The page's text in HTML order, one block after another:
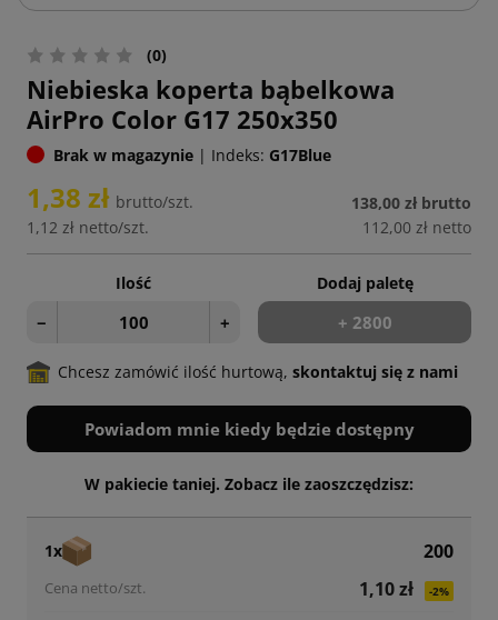
(0)
Niebieska koperta bąbelkowa
AirPro Color G17 250x350
Brak w magazynie | Indeks: G17Blue
1,38 zł brutto/szt.
1,12 zł netto/szt.
138,00 zł brutto
112,00 zł netto
Ilość
− +
Dodaj paletę
+ 2800
Chcesz zamówić ilość hurtową, skontaktuj się z nami
Powiadom mnie kiedy będzie dostępny
W pakiecie taniej. Zobacz ile zaoszczędzisz:
1x
200
1,10 zł
-2%